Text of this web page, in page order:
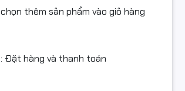
thêm sản phẩm vào giỏ hàng
Đặt hàng và thanh toán